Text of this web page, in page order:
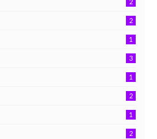
2
1
3
1
2
1
2